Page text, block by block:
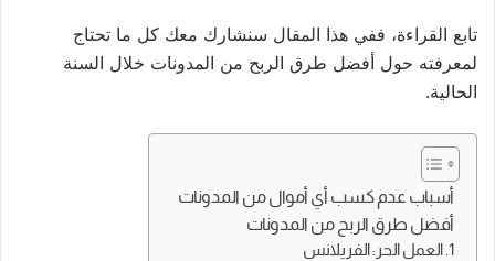
تابع القراءة، ففي هذا المقال سنشارك معك كل ما تحتاج
لمعرفته حول أفضل طرق الربح من المدونات خلال السنة
الحالية.
أسباب عدم كسب أي أموال من المدونات
أفضل طرق الربح من المدونات
1. العمل الحر: الفريلانس